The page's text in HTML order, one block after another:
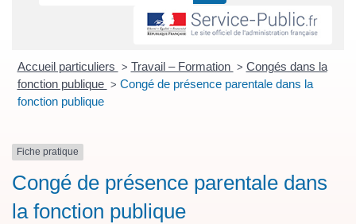
Accueil particuliers > Travail – Formation > Congés dans la
fonction publique > Congé de présence parentale dans la
fonction publique
Fiche pratique
Congé de présence parentale dans
la fonction publique